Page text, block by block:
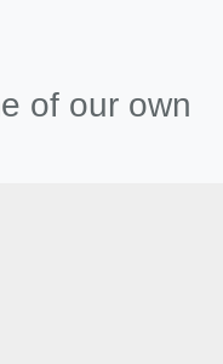
of our own